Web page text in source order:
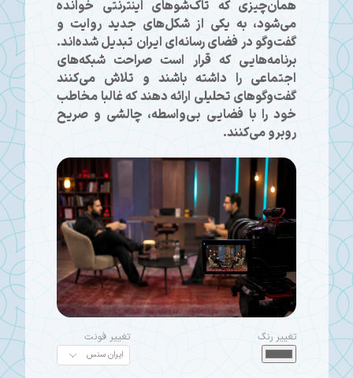
همان‌چیزی که تاک‌شوهای اینترنتی خوانده
می‌شود، به یکی از شکل‌های جدید روایت و
گفت‌وگو در فضای رسانه‌ای ایران تبدیل شده‌اند.
برنامه‌هایی که قرار است صراحت شبکه‌های
اجتماعی را داشته باشند و تلاش می‌کنند
گفت‌وگوهای تحلیلی ارائه دهند که غالبا مخاطب
خود را با فضایی بی‌واسطه، چالشی و صریح
روبرو می‌کنند.
تغییر رنگ تغییر فونت